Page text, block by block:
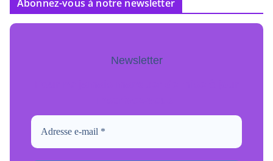
Abonnez-vous à notre newsletter
Newsletter